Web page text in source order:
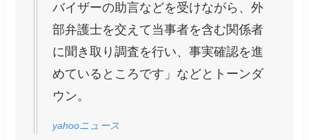
バイザーの助言などを受けながら、外
部弁護士を交えて当事者を含む関係者
に聞き取り調査を行い、事実確認を進
めているところです」などとトーンダ
ウン。
yahooニュース